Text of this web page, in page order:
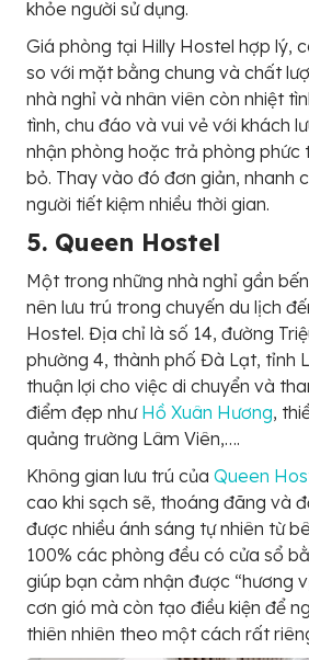
khỏe người sử dụng.
Giá phòng tại Hilly Hostel hợp lý,
so với mặt bằng chung và chất
nhà nghỉ và nhân viên còn nhiệt
tình, chu đáo và vui vẻ với khách
nhận phòng hoặc trả phòng phức
bỏ. Thay vào đó đơn giản, nhanh
người tiết kiệm nhiều thời gian.
5. Queen Hostel
Một trong những nhà nghỉ gần
nên lưu trú trong chuyến du lịch
Hostel. Địa chỉ là số 14, đường
phường 4, thành phố Đà Lạt, tỉnh
thuận lợi cho việc di chuyển và
điểm đẹp như Hồ Xuân Hương,
quảng trường Lâm Viên,….
Không gian lưu trú của Queen
cao khi sạch sẽ, thoáng đãng và
được nhiều ánh sáng tự nhiên từ
100% các phòng đều có cửa sổ
giúp bạn cảm nhận được “hương
cơn gió mà còn tạo điều kiện để
thiên nhiên theo một cách rất